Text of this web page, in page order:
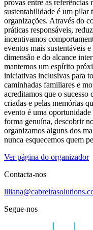
provas entre as
sustentabilidade é um pilar
organizações. Através do
práticas responsáveis,
incentivamos
eventos mais sustentáveis
dimensão e do alcance
mantemos um espírito
iniciativas inclusivas para
caminhadas familiares e
acreditamos que o sucesso
criadas e pelas memórias
evento é uma
forma genuína, descobrir
organizamos alguns dos
nunca esquecemos quem
Ver página do organizador
Contacta-nos
Segue-nos